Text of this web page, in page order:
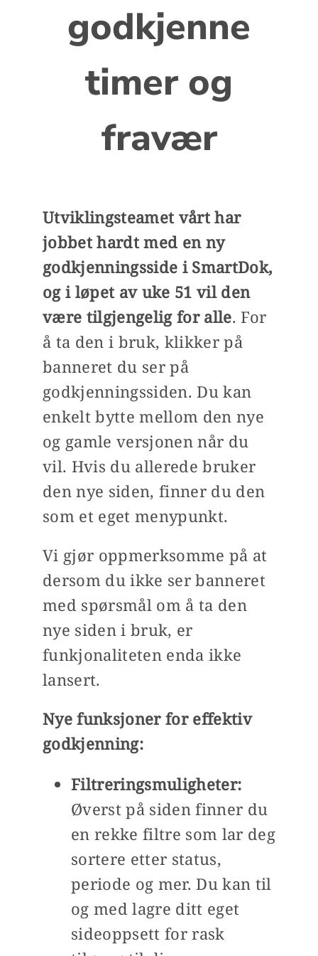
godkjenne
timer og
fravær
Utviklingsteamet vårt har
jobbet hardt med en ny
godkjenningsside i SmartDok,
og i løpet av uke 51 vil den
være tilgjengelig for alle. For
å ta den i bruk, klikker på
banneret du ser på
godkjenningssiden. Du kan
enkelt bytte mellom den nye
og gamle versjonen når du
vil. Hvis du allerede bruker
den nye siden, finner du den
som et eget menypunkt.
Vi gjør oppmerksomme på at
dersom du ikke ser banneret
med spørsmål om å ta den
nye siden i bruk, er
funkjonaliteten enda ikke
lansert.
Nye funksjoner for effektiv
godkjenning:
Filtreringsmuligheter:
Øverst på siden finner du
en rekke filtre som lar deg
sortere etter status,
periode og mer. Du kan til
og med lagre ditt eget
sideoppsett for rask